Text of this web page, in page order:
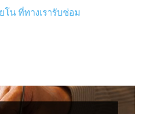
โน ที่ทางเรารับซ่อม